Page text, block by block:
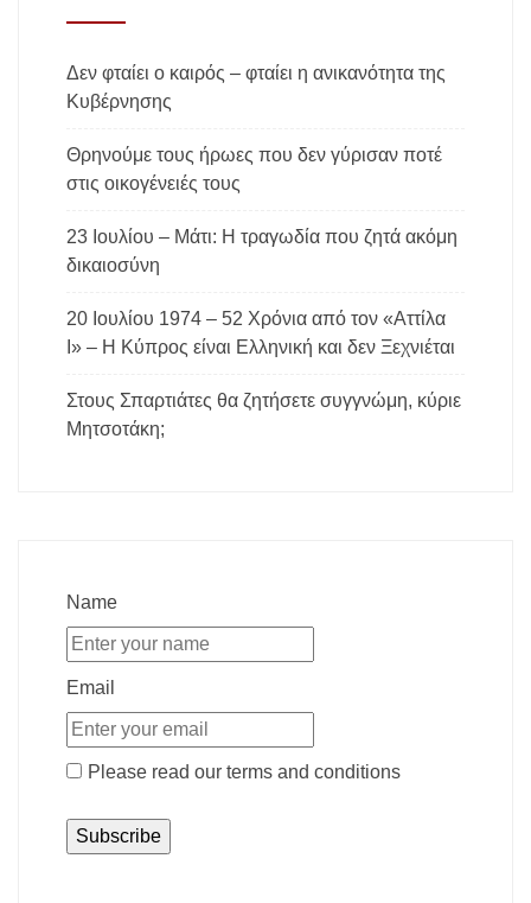
Δεν φταίει ο καιρός – φταίει η ανικανότητα της
Κυβέρνησης
Θρηνούμε τους ήρωες που δεν γύρισαν ποτέ
στις οικογένειές τους
23 Ιουλίου – Μάτι: Η τραγωδία που ζητά ακόμη
δικαιοσύνη
20 Ιουλίου 1974 – 52 Χρόνια από τον «Αττίλα
Ι» – Η Κύπρος είναι Ελληνική και δεν Ξεχνιέται
Στους Σπαρτιάτες θα ζητήσετε συγγνώμη, κύριε
Μητσοτάκη;
Name
Email
Please read our terms and conditions